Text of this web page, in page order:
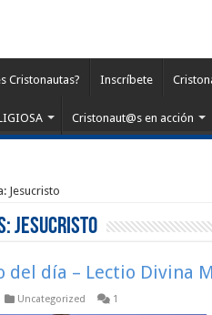
Cristonautas? Inscríbete
Cristonaut@s en acción
Jesucristo
Jesucristo
del día – Lectio Divina
Uncategorized 1